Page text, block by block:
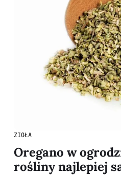
ZIOŁA
Oregano w
rośliny najlepiej